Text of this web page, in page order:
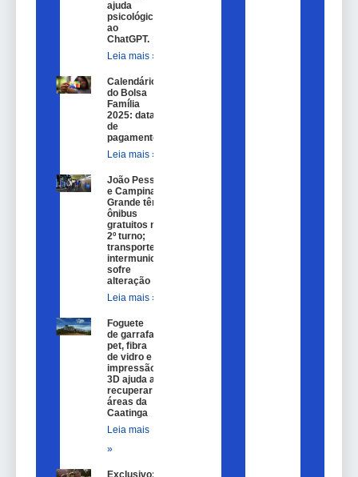
ajuda
psicológica
ao
ChatGPT.
Leia mais »
Calendário
do Bolsa
Família
2025: datas
de
pagamento.
Leia mais »
João Pessoa
e Campina
Grande têm
ônibus
gratuitos no
2º turno;
transporte
intermunicipal
sofre
alteração
Leia mais »
Foguete
de garrafa
pet, fibra
de vidro e
impressão
3D ajuda a
recuperar
áreas da
Caatinga
Leia mais
»
Exclusivo: